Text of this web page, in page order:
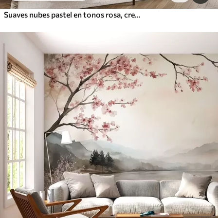
Suaves nubes pastel en tonos rosa, crema y azul